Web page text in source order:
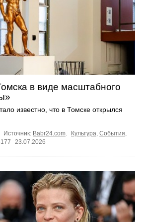
в виде масштабного
известно, что в Томске открылся
Источник: Babr24.com. Культура, События,
23.07.2026